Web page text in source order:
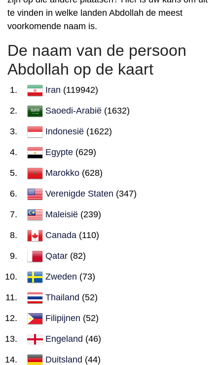
te vinden in welke landen Abdollah de meest
voorkomende naam is.
De naam van de persoon
Abdollah op de kaart
Iran (119942)
Saoedi-Arabië (1632)
Indonesië (1622)
Egypte (629)
Marokko (628)
Verenigde Staten (347)
Maleisië (239)
Canada (110)
Qatar (82)
Zweden (73)
Thailand (52)
Filipijnen (52)
Engeland (46)
Duitsland (44)